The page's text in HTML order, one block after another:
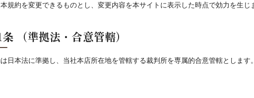
規約を変更できるものとし、変更内容を本サイトに表示した時点で効力を生じ
（準拠法・合意管轄）
日本法に準拠し、当社本店所在地を管轄する裁判所を専属的合意管轄とします。